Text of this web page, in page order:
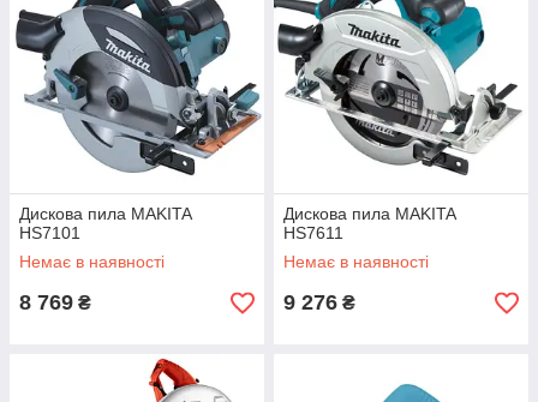
Дискова пила MAKITA
HS7101
Немає в наявності
8 769 ₴
Дискова пила MAKITA
HS7611
Немає в наявності
9 276 ₴